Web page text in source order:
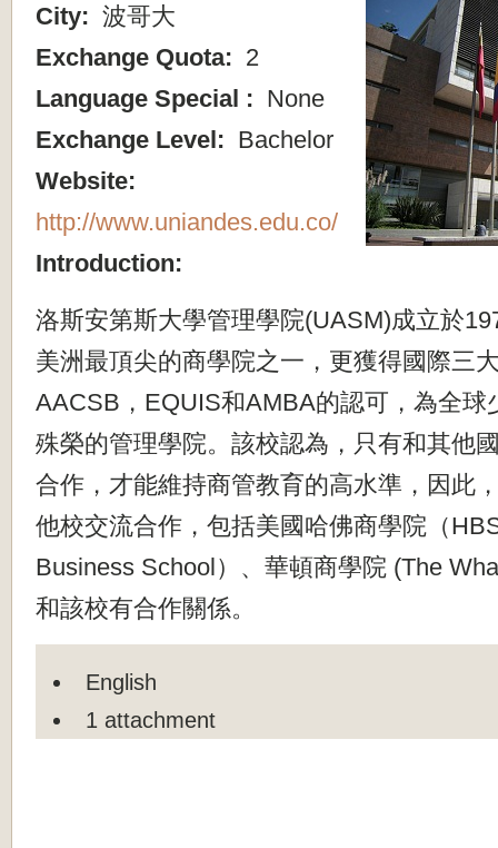
City: 波哥大
Exchange Quota: 2
Language Special : None
Exchange Level: Bachelor
Website:
http://www.uniandes.edu.co/
Introduction:
洛斯安第斯大學管理學院(UASM)成立於
美洲最頂尖的商學院之一，更獲得國際三
AACSB，EQUIS和AMBA的認可，為全球
殊榮的管理學院。該校認為，只有和其他
合作，才能維持商管教育的高水準，因此
他校交流合作，包括美國哈佛商學院（
Business School）、華頓商學院 (The
和該校有合作關係。
English
1 attachment